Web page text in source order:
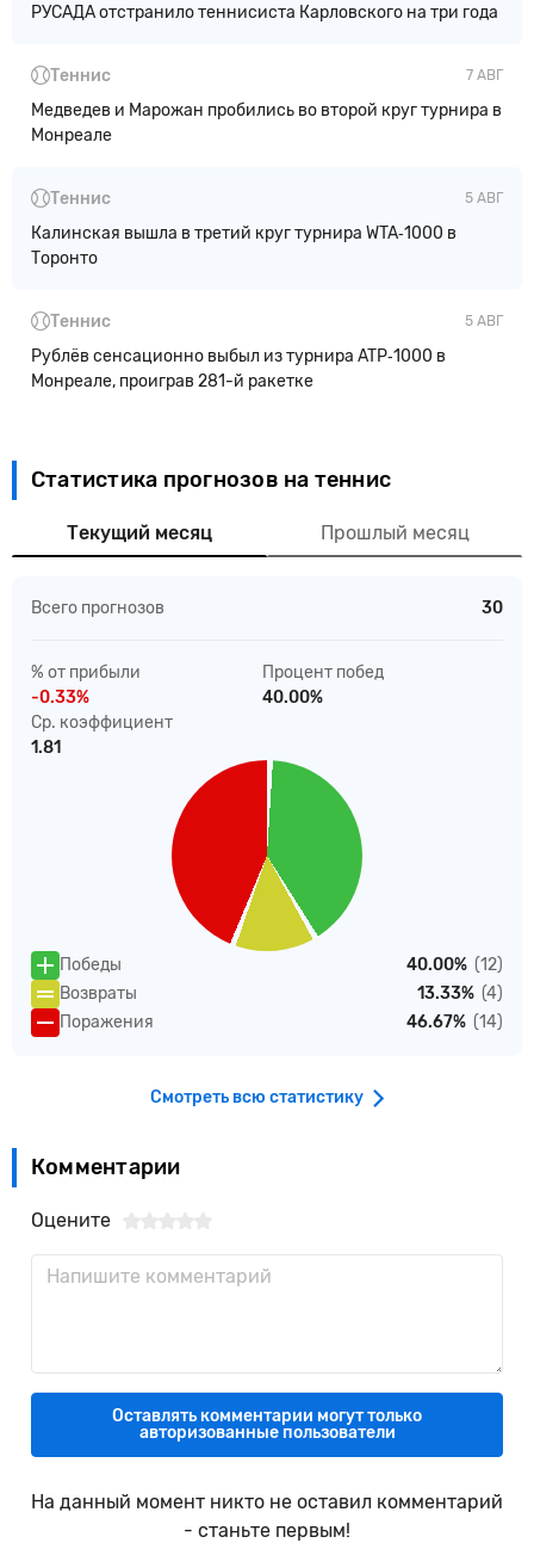
РУСАДА отстранило теннисиста Карловского на три года
7 АВГ
Теннис
Медведев и Марожан пробились во второй круг турнира в
Монреале
5 АВГ
Теннис
Калинская вышла в третий круг турнира WTA‑1000 в
Торонто
5 АВГ
Теннис
Рублёв сенсационно выбыл из турнира ATP‑1000 в
Монреале, проиграв 281-й ракетке
Статистика прогнозов на теннис
Текущий месяц Прошлый месяц
Всего прогнозов 30
% от прибыли
-0.33%
Процент побед
40.00%
Ср. коэффициент
1.81
Победы 40.00% (12)
Возвраты
13.33% (4)
Поражения
46.67% (14)
Смотреть всю статистику
Комментарии
Оцените
Оставлять комментарии могут только
авторизованные пользователи
На данный момент никто не оставил комментарий
- станьте первым!